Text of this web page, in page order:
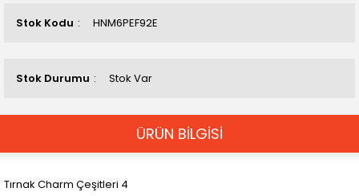
Stok Kodu HNM6PEF92E
Stok Durumu Stok Var
ÜRÜN BİLGİSİ
Tırnak Charm Çeşitleri 4